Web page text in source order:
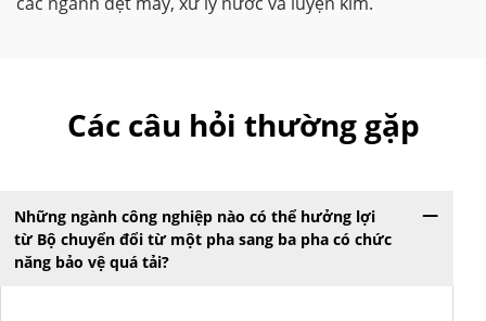
Các câu hỏi thường gặp
Những ngành công nghiệp nào có thể hưởng lợi
từ Bộ chuyển đổi từ một pha sang ba pha có chức
năng bảo vệ quá tải?